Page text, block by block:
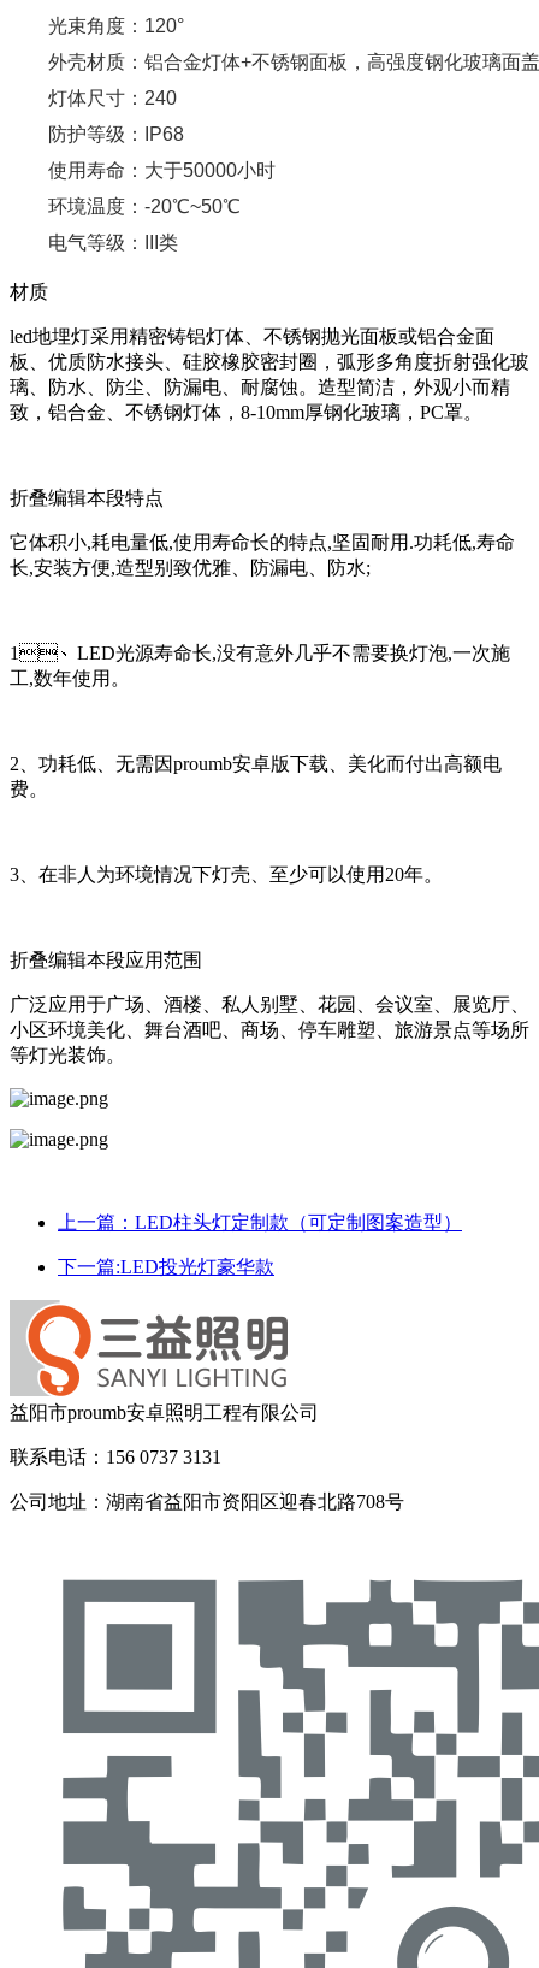
光束角度： 120°
外壳材质：铝合金灯体+不锈钢面板，高强度钢化玻璃面盖
灯体尺寸：240
防护等级：
IP68
使用寿命：大于50000小时
环境温度： -20℃~50℃
电气等级：
III类
材质
led地埋灯采用精密铸铝灯体、不锈钢抛光面板或铝合金面
板、优质防水接头、硅胶橡胶密封圈，弧形多角度折射强化玻
璃、防水、防尘、防漏电、耐腐蚀。造型简洁，外观小而精
致，铝合金、不锈钢灯体，8-10mm厚钢化玻璃，PC罩。
折叠编辑本段特点
它体积小,耗电量低,使用寿命长的特点,坚固耐用.功耗低,寿命
长,安装方便,造型别致优雅、防漏电、防水;
1、LED光源寿命长,没有意外几乎不需要换灯泡,一次施
工,数年使用。
2、功耗低、无需因proumb安卓版下载、美化而付出高额电
费。
3、在非人为环境情况下灯壳、至少可以使用20年。
折叠编辑本段应用范围
广泛应用于广场、酒楼、私人别墅、花园、会议室、展览厅、
小区环境美化、舞台酒吧、商场、停车雕塑、旅游景点等场所
等灯光装饰。
上一篇：LED柱头灯定制款（可定制图案造型）
下一篇:LED投光灯豪华款
益阳市proumb安卓照明工程有限公司
联系电话：156 0737 3131
公司地址：湖南省益阳市资阳区迎春北路708号